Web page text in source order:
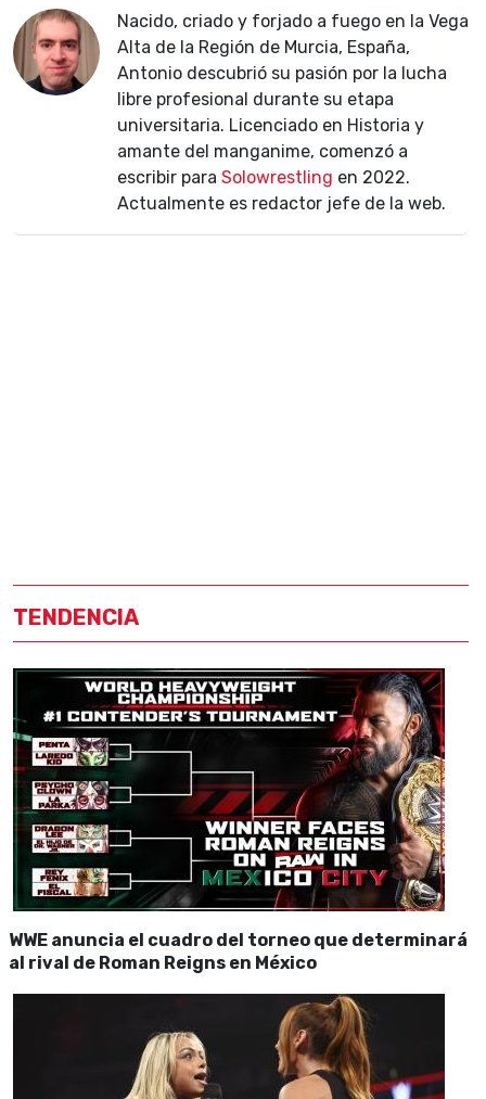
Nacido, criado y forjado a fuego en la Vega
Alta de la Región de Murcia, España,
Antonio descubrió su pasión por la lucha
libre profesional durante su etapa
universitaria. Licenciado en Historia y
amante del manganime, comenzó a
escribir para Solowrestling en 2022.
Actualmente es redactor jefe de la web.
TENDENCIA
WWE anuncia el cuadro del torneo que determinará
al rival de Roman Reigns en México